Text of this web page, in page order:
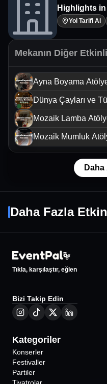
Highlights
Yol Tarifi Al
Mekanın Diğer
Ayna Boyama
Dünya Çayları ve
Mozaik Lamba
Mozaik Mumluk
Daha Fazla
Nevşehir
•Perili Ozanlar Vadisi
Tıkla, karşılaştır, eğlen
Bizi Takip Edin
Kategoriler
Konserler
Festivaller
Partiler